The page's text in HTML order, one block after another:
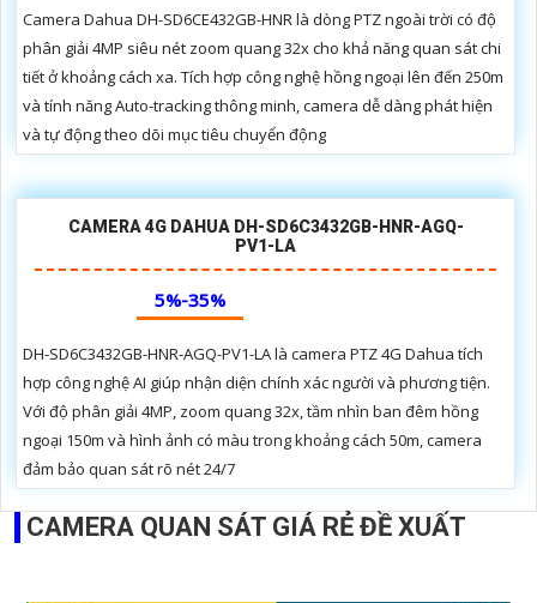
Camera Dahua DH-SD6CE432GB-HNR là dòng PTZ ngoài trời có độ
phân giải 4MP siêu nét zoom quang 32x cho khả năng quan sát chi
tiết ở khoảng cách xa. Tích hợp công nghệ hồng ngoại lên đến 250m
và tính năng Auto-tracking thông minh, camera dễ dàng phát hiện
và tự động theo dõi mục tiêu chuyển động
CAMERA 4G DAHUA DH-SD6C3432GB-HNR-AGQ-
PV1-LA
5%-35%
DH-SD6C3432GB-HNR-AGQ-PV1-LA là camera PTZ 4G Dahua tích
hợp công nghệ AI giúp nhận diện chính xác người và phương tiện.
Với độ phân giải 4MP, zoom quang 32x, tầm nhìn ban đêm hồng
ngoại 150m và hình ảnh có màu trong khoảng cách 50m, camera
đảm bảo quan sát rõ nét 24/7
CAMERA QUAN SÁT GIÁ RẺ ĐỀ XUẤT